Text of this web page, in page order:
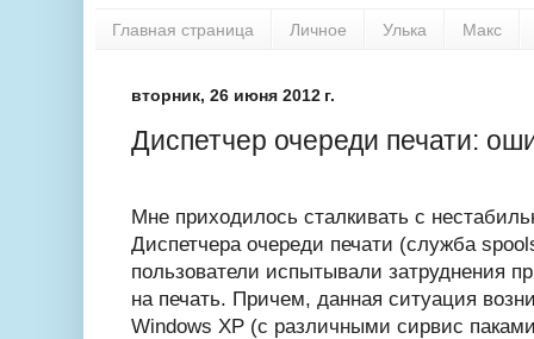
Главная страница Личное Улька Макс
вторник, 26 июня 2012 г.
Диспетчер очереди печати:
Мне приходилось сталкивать с
Диспетчера очереди печати (служба
пользователи испытывали затруднения
на печать. Причем, данная ситуация
Windows XP (с различными сирвис